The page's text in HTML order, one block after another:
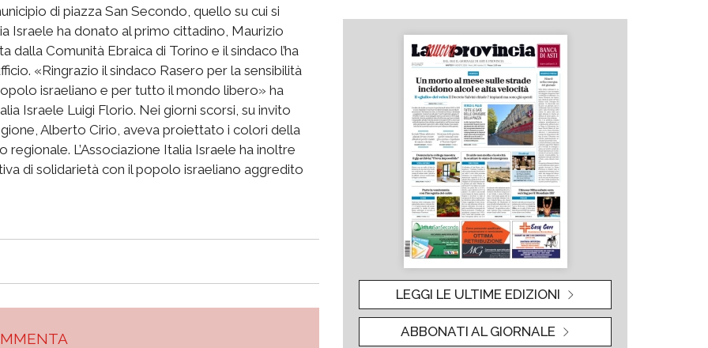
di piazza San Secondo, quello su cui si
Israele ha donato al primo cittadino, Maurizio
Comunità Ebraica di Torino e il sindaco l’ha
«Ringrazio il sindaco Rasero per la sensibilità
israeliano e per tutto il mondo libero» ha
Israele Luigi Florio. Nei giorni scorsi, su invito
Alberto Cirio, aveva proiettato i colori della
L’Associazione Italia Israele ha inoltre
di solidarietà con il popolo israeliano aggredito
LEGGI LE ULTIME EDIZIONI
ABBONATI AL GIORNALE